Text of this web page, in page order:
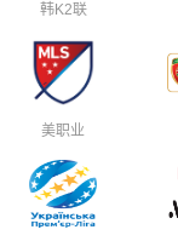
韩K2联
美职业